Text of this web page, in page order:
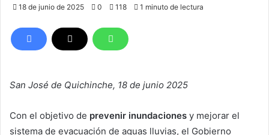
18 de junio de 2025 0 118 1 minuto de lectura
San José de Quichinche, 18 de junio 2025
Con el objetivo de prevenir inundaciones y mejorar el
sistema de evacuación de aguas lluvias, el Gobierno